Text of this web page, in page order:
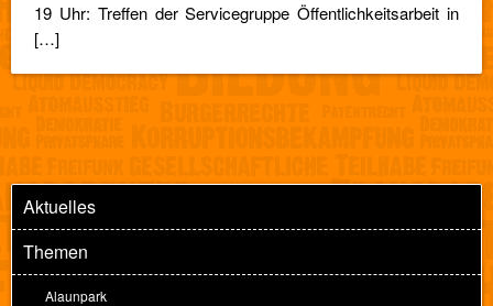
19 Uhr: Treffen der Servicegruppe Öffentlichkeitsarbeit in
[…]
Aktuelles
Themen
Alaunpark